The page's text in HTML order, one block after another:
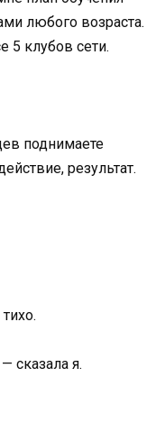
любого возраста.
5 клубов сети.
поднимаете
результат.
сказала я.